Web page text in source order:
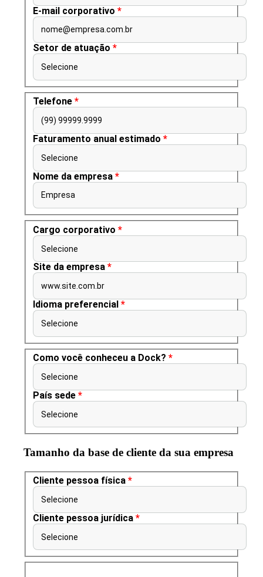
E-mail corporativo *
nome@empresa.com.br
Setor de atuação *
Selecione
Telefone *
(99) 99999.9999
Faturamento anual estimado *
Selecione
Nome da empresa *
Empresa
Cargo corporativo *
Selecione
Site da empresa *
www.site.com.br
Idioma preferencial *
Selecione
Como você conheceu a Dock? *
Selecione
País sede *
Selecione
Tamanho da base de cliente da sua empresa
Cliente pessoa física *
Selecione
Cliente pessoa jurídica *
Selecione